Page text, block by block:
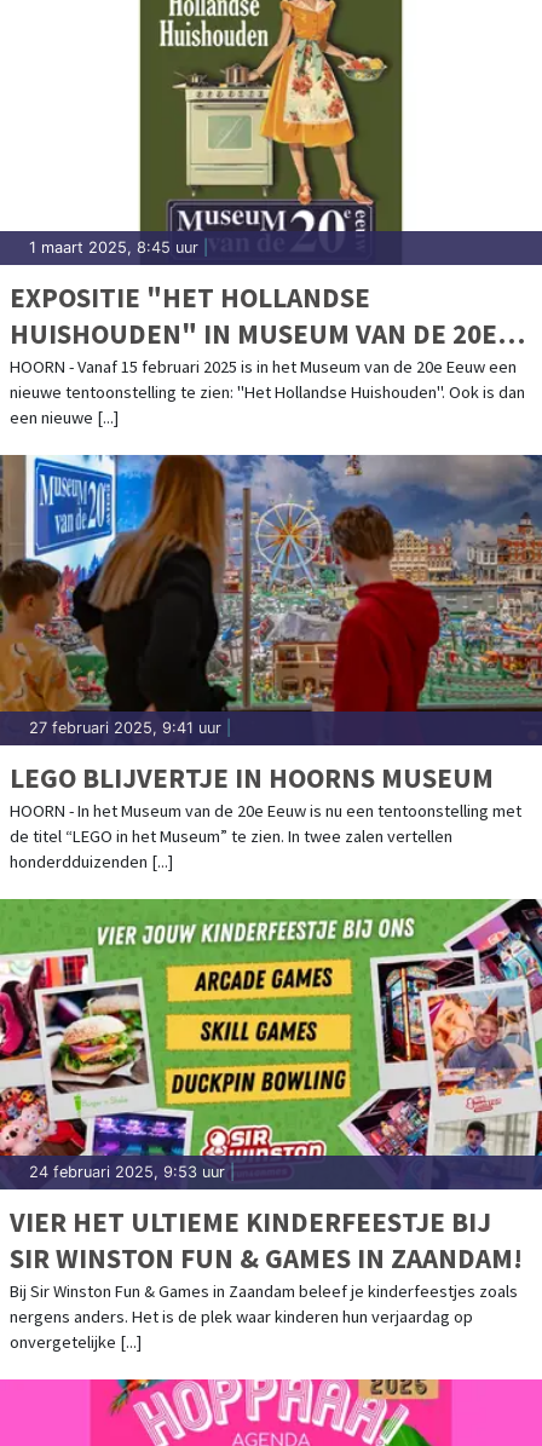
1 maart 2025, 8:45 uur
EXPOSITIE "HET HOLLANDSE
HUISHOUDEN" IN MUSEUM VAN DE 20E
EEUW
HOORN - Vanaf 15 februari 2025 is in het Museum van de 20e Eeuw een
nieuwe tentoonstelling te zien: "Het Hollandse Huishouden". Ook is dan
een nieuwe [...]
27 februari 2025, 9:41 uur
LEGO BLIJVERTJE IN HOORNS MUSEUM
HOORN - In het Museum van de 20e Eeuw is nu een tentoonstelling met
de titel “LEGO in het Museum” te zien. In twee zalen vertellen
honderdduizenden [...]
24 februari 2025, 9:53 uur |
VIER HET ULTIEME KINDERFEESTJE BIJ
SIR WINSTON FUN & GAMES IN ZAANDAM!
Bij Sir Winston Fun & Games in Zaandam beleef je kinderfeestjes zoals
nergens anders. Het is de plek waar kinderen hun verjaardag op
onvergetelijke [...]